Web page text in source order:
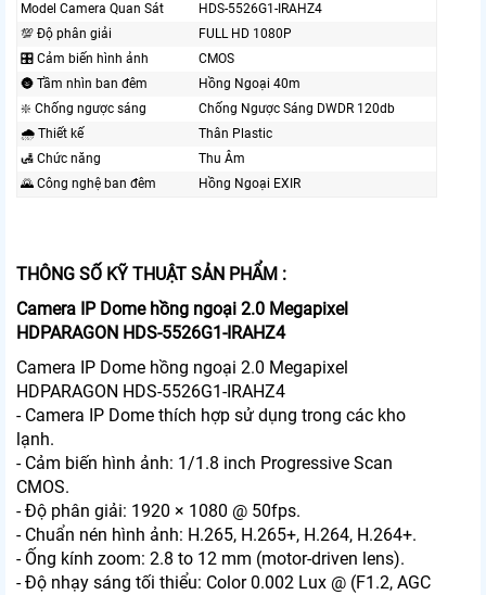
Model Camera Quan Sát
HDS-5526G1-IRAHZ4
💯 Độ phân giải
FULL HD 1080P
🎛 Cảm biến hình ảnh
CMOS
🌚 Tầm nhìn ban đêm
Hồng Ngoại 40m
❇️ Chống ngược sáng
Chống Ngược Sáng DWDR 120db
🌧️ Thiết kế
Thân Plastic
🛃 Chức năng
Thu Âm
🌄 Công nghệ ban đêm
Hồng Ngoại EXIR
THÔNG SỐ KỸ THUẬT SẢN PHẨM :
Camera IP Dome hồng ngoại 2.0 Megapixel
HDPARAGON HDS-5526G1-IRAHZ4
Camera IP Dome hồng ngoại 2.0 Megapixel
HDPARAGON HDS-5526G1-IRAHZ4
- Camera IP Dome thích hợp sử dụng trong các kho
lạnh.
- Cảm biến hình ảnh: 1/1.8 inch Progressive Scan
CMOS.
- Độ phân giải: 1920 × 1080 @ 50fps.
- Chuẩn nén hình ảnh: H.265, H.265+, H.264, H.264+.
- Ống kính zoom: 2.8 to 12 mm (motor-driven lens).
- Độ nhạy sáng tối thiểu: Color 0.002 Lux @ (F1.2, AGC